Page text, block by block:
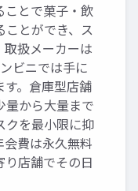
ことで菓子・飲
ことができ、ス
扱メーカーは
ビニでは手に
。倉庫型店舗
量から大量まで
クを最小限に抑
会費は永久無料
店舗でその日